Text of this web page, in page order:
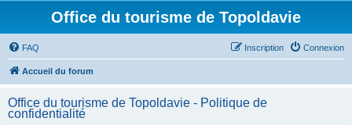
Office du tourisme de Topoldavie
FAQ Connexion
Inscription
Accueil du forum
Office du tourisme de Topoldavie - Politique de
confidentialité